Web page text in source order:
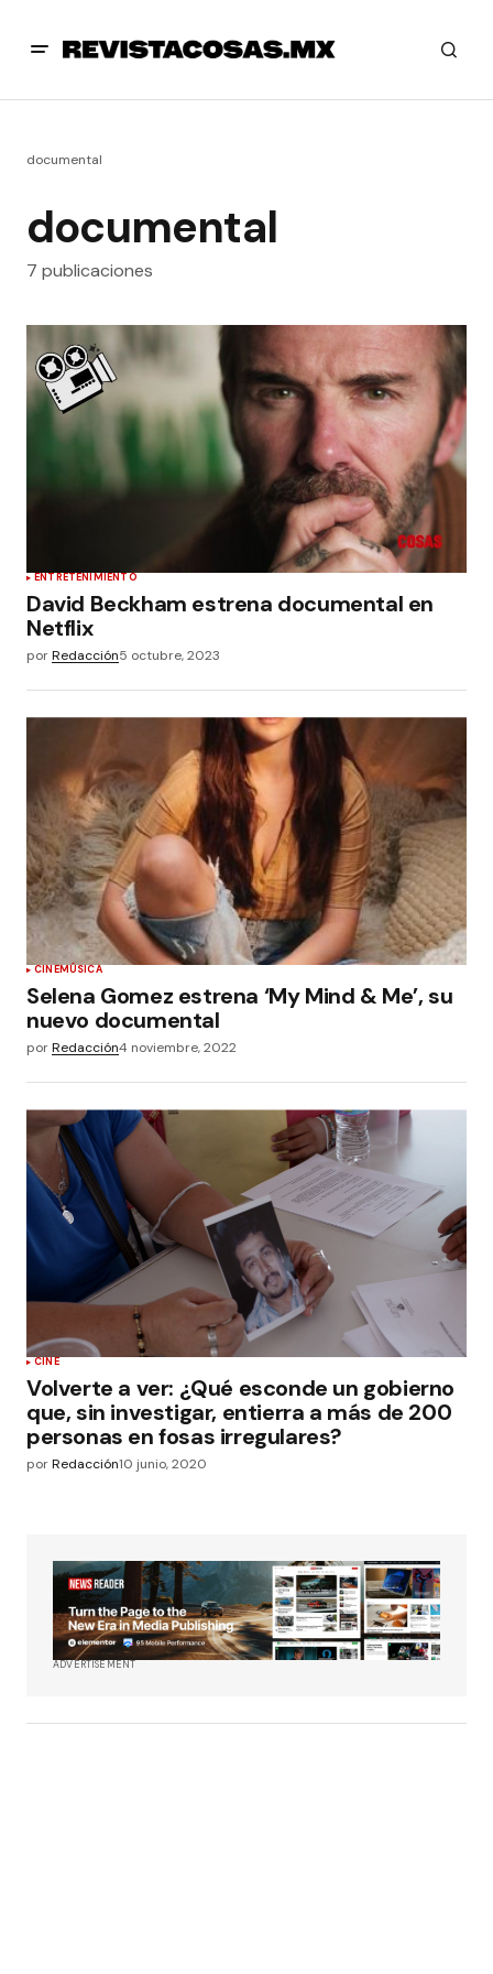
documental
documental
7 publicaciones
ENTRETENIMIENTO
David Beckham estrena documental en
Netflix
porRedacción5 octubre, 2023
CINEMÚSICA
Selena Gomez estrena ‘My Mind & Me’, su
nuevo documental
porRedacción4 noviembre, 2022
CINE
Volverte a ver: ¿Qué esconde un gobierno
que, sin investigar, entierra a más de 200
personas en fosas irregulares?
porRedacción10 junio, 2020
ADVERTISEMENT